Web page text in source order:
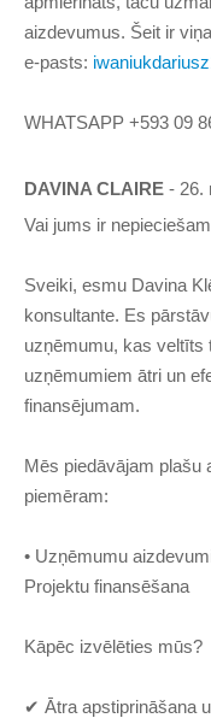
aizdevumus. Šeit ir viņa
e-pasts:
WHATSAPP +593 09
DAVINA CLAIRE - 26.
Vai jums ir
Sveiki, esmu Davina
konsultante. Es
uzņēmumu, kas veltīts
uzņēmumiem ātri un
finansējumam.
Mēs piedāvājam plašu
piemēram:
• Uzņēmumu
Projektu finansēšana
Kāpēc izvēlēties mūs?
✔ Ātra apstiprināšana